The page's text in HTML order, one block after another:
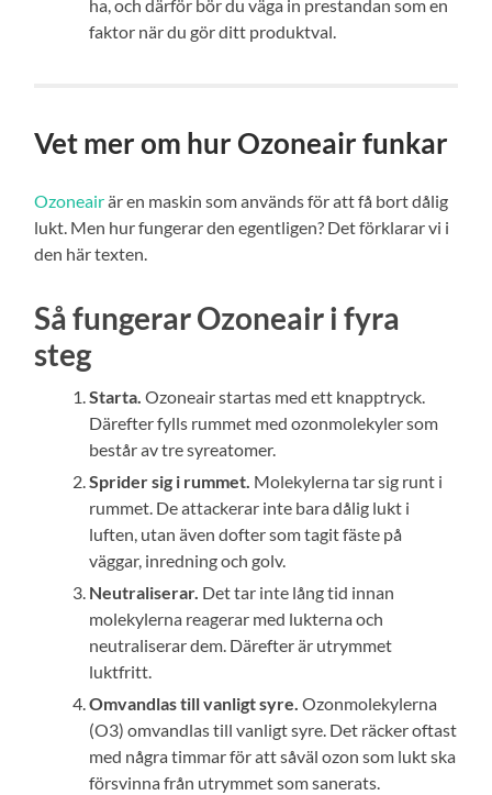
ha, och därför bör du väga in prestandan som en
faktor när du gör ditt produktval.
Vet mer om hur Ozoneair funkar
Ozoneairär en maskin som används för att få bort dålig
lukt. Men hur fungerar den egentligen? Det förklarar vi i
den här texten.
Så fungerar Ozoneair i fyra
steg
Starta. Ozoneair startas med ett knapptryck.
Därefter fylls rummet med ozonmolekyler som
består av tre syreatomer.
Sprider sig i rummet. Molekylerna tar sig runt i
rummet. De attackerar inte bara dålig lukt i
luften, utan även dofter som tagit fäste på
väggar, inredning och golv.
Neutraliserar. Det tar inte lång tid innan
molekylerna reagerar med lukterna och
neutraliserar dem. Därefter är utrymmet
luktfritt.
Omvandlas till vanligt syre. Ozonmolekylerna
(O3) omvandlas till vanligt syre. Det räcker oftast
med några timmar för att såväl ozon som lukt ska
försvinna från utrymmet som sanerats.